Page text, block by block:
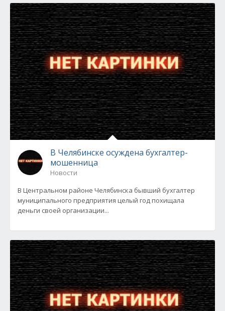
В Челябинске осуждена бухгалтер-
мошенница
Новости
В Центральном районе Челябинска бывший бухгалтер
муниципального предприятия целый год похищала
деньги своей организации...